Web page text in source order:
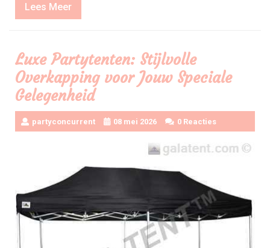
Lees MeerLees
Meer
Luxe Partytenten: Stijlvolle
Overkapping voor Jouw Speciale
Gelegenheid
partyconcurrent 08 mei 2026 0 Reacties